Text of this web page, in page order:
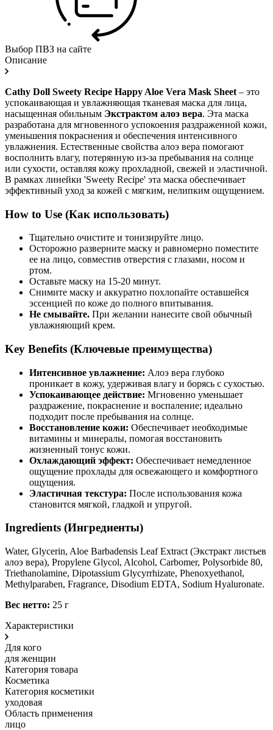
Выбор ПВЗ на сайте
Описание
Cathy Doll Sweety Recipe Happy Aloe Vera Mask Sheet – это
успокаивающая и увлажняющая тканевая маска для лица,
насыщенная обильным Экстрактом алоэ вера. Эта маска
разработана для мгновенного успокоения раздраженной кожи,
уменьшения покраснения и обеспечения интенсивного
увлажнения. Естественные свойства алоэ вера помогают
восполнить влагу, потерянную из-за пребывания на солнце
или сухости, оставляя кожу прохладной, свежей и эластичной.
В рамках линейки 'Sweety Recipe' эта маска обеспечивает
эффективный уход за кожей с мягким, нелипким ощущением.
How to Use (Как использовать)
Тщательно очистите и тонизируйте лицо.
Осторожно разверните маску и равномерно поместите
ее на лицо, совместив отверстия с глазами, носом и
ртом.
Оставьте маску на 15-20 минут.
Снимите маску и аккуратно похлопайте оставшейся
эссенцией по коже до полного впитывания.
Не смывайте. При желании нанесите свой обычный
увлажняющий крем.
Key Benefits (Ключевые преимущества)
Интенсивное увлажнение: Алоэ вера глубоко
проникает в кожу, удерживая влагу и борясь с сухостью.
Успокаивающее действие: Мгновенно уменьшает
раздражение, покраснение и воспаление; идеально
подходит после пребывания на солнце.
Восстановление кожи: Обеспечивает необходимые
витамины и минералы, помогая восстановить
жизненный тонус кожи.
Охлаждающий эффект: Обеспечивает немедленное
ощущение прохлады для освежающего и комфортного
ощущения.
Эластичная текстура: После использования кожа
становится мягкой, гладкой и упругой.
Ingredients (Ингредиенты)
Water, Glycerin, Aloe Barbadensis Leaf Extract (Экстракт листьев
алоэ вера), Propylene Glycol, Alcohol, Carbomer, Polysorbide 80,
Triethanolamine, Dipotassium Glycyrrhizate, Phenoxyethanol,
Methylparaben, Fragrance, Disodium EDTA, Sodium Hyaluronate.
Вес нетто: 25 г
Характеристики
Для кого
для женщин
Категория товара
Косметика
Категория косметики
уходовая
Область применения
лицо